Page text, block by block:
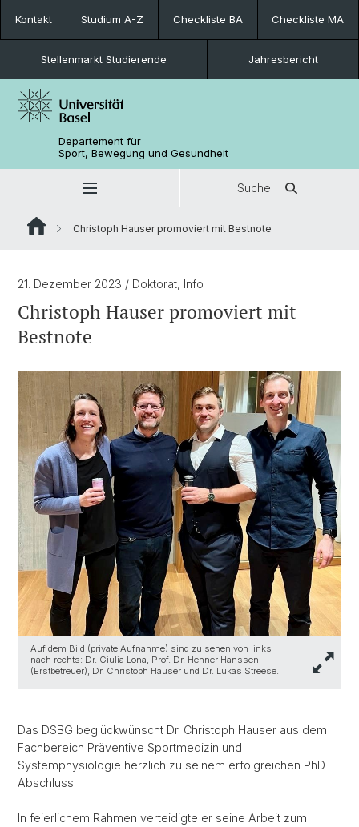
Kontakt Studium A-Z Checkliste BA Checkliste MA
Stellenmarkt Studierende Jahresbericht
Departement für
Sport, Bewegung und Gesundheit
Suche
Christoph Hauser promoviert mit Bestnote
21. Dezember 2023 / Doktorat, Info
Christoph Hauser promoviert mit
Bestnote
Auf dem Bild (private Aufnahme) sind zu sehen von links
nach rechts: Dr. Giulia Lona, Prof. Dr. Henner Hanssen
(Erstbetreuer), Dr. Christoph Hauser und Dr. Lukas Streese.
Das DSBG beglückwünscht Dr. Christoph Hauser aus dem
Fachbereich Präventive Sportmedizin und
Systemphysiologie herzlich zu seinem erfolgreichen PhD-
Abschluss.
In feierlichem Rahmen verteidigte er seine Arbeit zum